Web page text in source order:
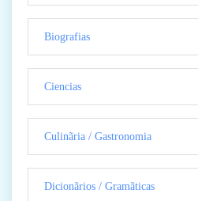
Biografias
Ciencias
Culinãria / Gastronomia
Dicionãrios / Gramãticas